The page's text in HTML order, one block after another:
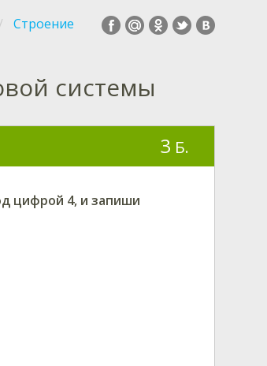
Строение
системы
3 Б.
цифрой 4, и запиши